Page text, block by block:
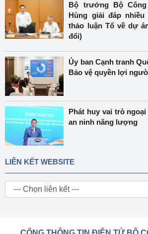
Bộ trưởng Bộ
Hùng giải đáp
thảo luận Tổ về dự
đổi)
Ủy ban Cạnh tranh
Bảo vệ quyền lợi
Phát huy vai trò
an ninh năng lượng
LIÊN KẾT WEBSITE